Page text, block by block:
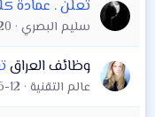
سليم البصري
وظائف العراق
عالم التقنية 12